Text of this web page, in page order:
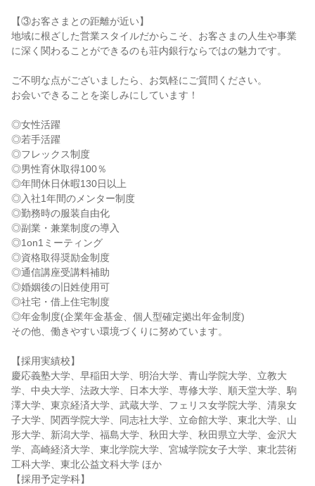
【③お客さまとの距離が近い】
地域に根ざした営業スタイルだからこそ、お客さまの人生や事業
に深く関わることができるのも荘内銀行ならではの魅力です。
ご不明な点がございましたら、お気軽にご質問ください。
お会いできることを楽しみにしています！
◎女性活躍
◎若手活躍
◎フレックス制度
◎男性育休取得100％
◎年間休日休暇130日以上
◎入社1年間のメンター制度
◎勤務時の服装自由化
◎副業・兼業制度の導入
◎1on1ミーティング
◎資格取得奨励金制度
◎通信講座受講料補助
◎婚姻後の旧姓使用可
◎社宅・借上住宅制度
◎年金制度(企業年金基金、個人型確定拠出年金制度)
その他、働きやすい環境づくりに努めています。
【採用実績校】
慶応義塾大学、早稲田大学、明治大学、青山学院大学、立教大
学、中央大学、法政大学、日本大学、専修大学、順天堂大学、駒
澤大学、東京経済大学、武蔵大学、フェリス女学院大学、清泉女
子大学、関西学院大学、同志社大学、立命館大学、東北大学、山
形大学、新潟大学、福島大学、秋田大学、秋田県立大学、金沢大
学、高崎経済大学、東北学院大学、宮城学院女子大学、東北芸術
工科大学、東北公益文科大学 ほか
【採用予定学科】